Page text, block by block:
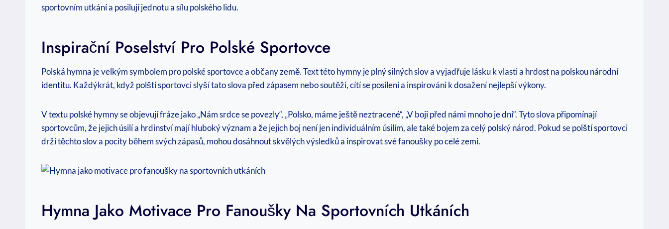
sportovním utkání a posilují jednotu a sílu polského lidu.
Inspirační Poselství Pro Polské Sportovce
Polská hymna je velkým symbolem pro polské sportovce a občany země. Text této hymny je plný silných slov a vyjadřuje lásku k vlasti a hrdost na polskou národní
identitu. Každýkrát, když polští sportovci slyší tato slova před zápasem nebo soutěží, cítí se posíleni a inspirováni k dosažení nejlepší výkony.
V textu polské hymny se objevují fráze jako „Nám srdce se povezly“, „Polsko, máme ještě neztracené“, „V boji před námi mnoho je dní“. Tyto slova připomínají
sportovcům, že jejich úsilí a hrdinství mají hluboký význam a že jejich boj není jen individuálním úsilím, ale také bojem za celý polský národ. Pokud se polští sportovci
drží těchto slov a pocity během svých zápasů, mohou dosáhnout skvělých výsledků a inspirovat své fanoušky po celé zemi.
Hymna Jako Motivace Pro Fanoušky Na Sportovních Utkáních